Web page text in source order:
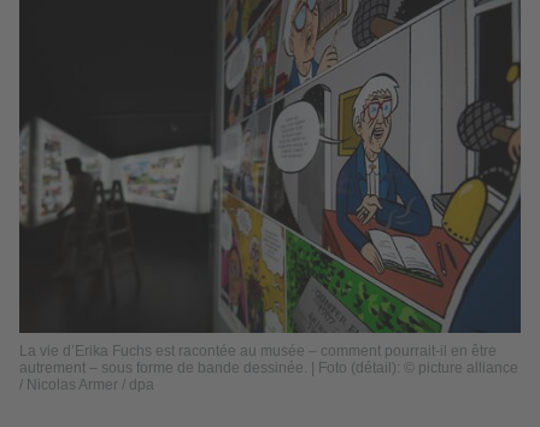
La vie d’Erika Fuchs est racontée au musée – comment pourrait-il en être
autrement – sous forme de bande dessinée. | Foto (détail): © picture alliance
/ Nicolas Armer / dpa